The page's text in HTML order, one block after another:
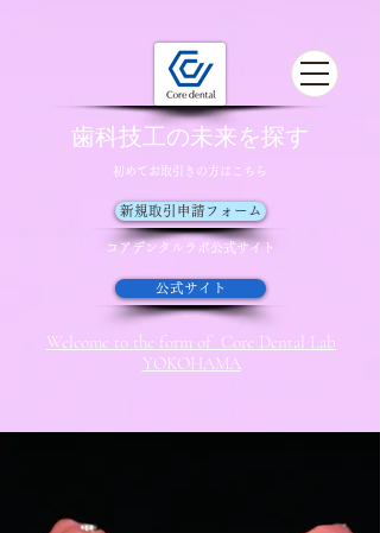
歯科技工の未来を探す
初めてお取引きの方はこちら
新規取引申請フォーム
コアデンタルラボ​公式サイト
公式サイト
Welcome to the form of Core Dental Lab
YOKOHAMA